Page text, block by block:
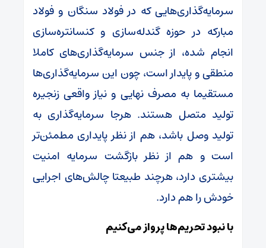
سرمایه‌گذاری‌هایی که در فولاد سنگان و فولاد
مبارکه در حوزه گندله‌سازی و کنسانتره‌سازی
انجام شده، از جنس سرمایه‌گذاری‌های کاملا
منطقی و پایدار است، چون این سرمایه‌گذاری‌ها
مستقیما به مصرف نهایی و نیاز واقعی زنجیره
تولید متصل هستند. هرجا سرمایه‌گذاری به
تولید وصل باشد، هم از نظر پایداری مطمئن‌تر
است و هم از نظر بازگشت سرمایه امنیت
بیشتری دارد، هرچند طبیعتا چالش‌های اجرایی
خودش را هم دارد.
با نبود تحریم‌ها پرواز می‌کنیم